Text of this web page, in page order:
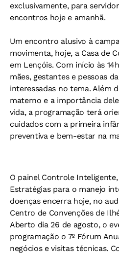
exclusivamente, para
encontros hoje e amanhã.
Um encontro alusivo à
movimenta, hoje, a Casa de
em Lençóis. Com início às
mães, gestantes e pessoas
interessadas no tema. Além
materno e a importância
vida, a programação terá
cuidados com a primeira
preventiva e bem-estar na
O painel Controle
Estratégias para o manejo
doenças encerra hoje, no
Centro de Convenções de
Aberto dia 26 de agosto, o
programação o 7º Fórum
negócios e visitas técnicas.